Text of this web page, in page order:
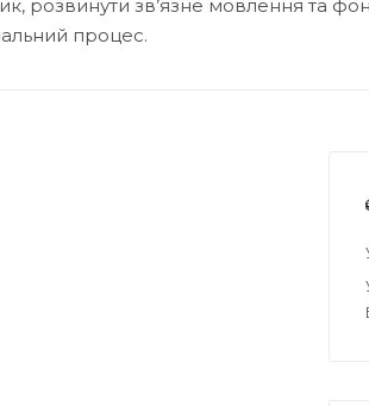
розвинути зв’язне мовлення та
процес.